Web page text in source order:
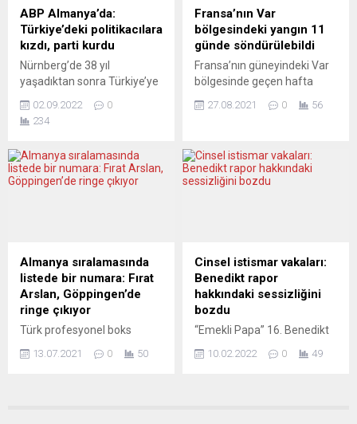
ödenmemesi nedeniyle de
sorunlar ve skandallar
yaşanıyordu. Ülke basını,
havayolu şirketinin...
ilgili güzel bir görüşme
gerçekleştirdik. Gelecek
hafta Madrid’de yapılacak
NATO Zirvesi’nde
Cumhurbaşkanı Erdoğan ve
diğer müttefik ülke
liderleriyle bir araya gelmeyi
ABP Almanya’da:
Türkiye’deki politikacılara
kızdı, parti kurdu
Nürnberg’de 38 yıl
yaşadıktan sonra Türkiye’ye
insanı Bedri Yalçın’ın
Türkiye’de kurduğu Anadolu
Almanya’da da
örgütlenmeye başladı.
koruma tahsis edilen ABP
Genel Başkanı Bedri Yalçın,
çalışmaları hakkında bilgi
verdi:...
02.09.2022
0
234
Fransa’nın Var
bölgesindeki yangın 11
günde söndürülebildi
Fransa’nın güneyindeki Var
bölgesinde geçen hafta
etkili oldu Var İtfaiyesinden
kasabası yakınlarında
Maures Masifi’nde başlayan
söndürüldüğü bildirildi.
Yangının çıkış sebebiyle ilgili
soruşturmada otoyol
dinlenme alanından
27.08.2021 0 56
Almanya sıralamasında
listede bir numara: Fırat
Arslan, Göppingen’de
ringe çıkıyor
Türk profesyonel boks
şampiyonu Fırat Arslan,
13.07.2021 0 50
Cinsel istismar vakaları:
Benedikt rapor
hakkındaki sessizliğini
bozdu
“Emekli Papa” 16. Benedikt
bozarak Münih ve Freising
10.02.2022 0 49